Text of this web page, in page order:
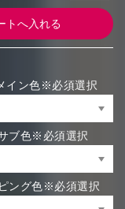
イン色※必須選択
ブ色※必須選択
ング色※必須選択